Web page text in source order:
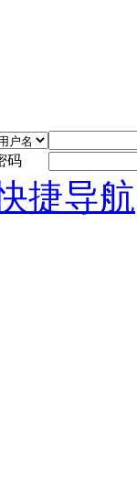
码
捷导航